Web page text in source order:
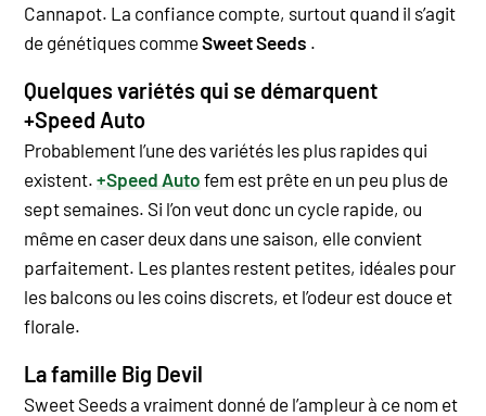
Cannapot. La confiance compte, surtout quand il s’agit
de génétiques commeSweet Seeds .
Quelques variétés qui se démarquent
+Speed Auto
Probablement l’une des variétés les plus rapides qui
existent. +Speed Auto fem est prête en un peu plus de
sept semaines. Si l’on veut donc un cycle rapide, ou
même en caser deux dans une saison, elle convient
parfaitement. Les plantes restent petites, idéales pour
les balcons ou les coins discrets, et l’odeur est douce et
florale.
La famille Big Devil
Sweet Seeds a vraiment donné de l’ampleur à ce nom et